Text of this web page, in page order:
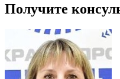
Получите